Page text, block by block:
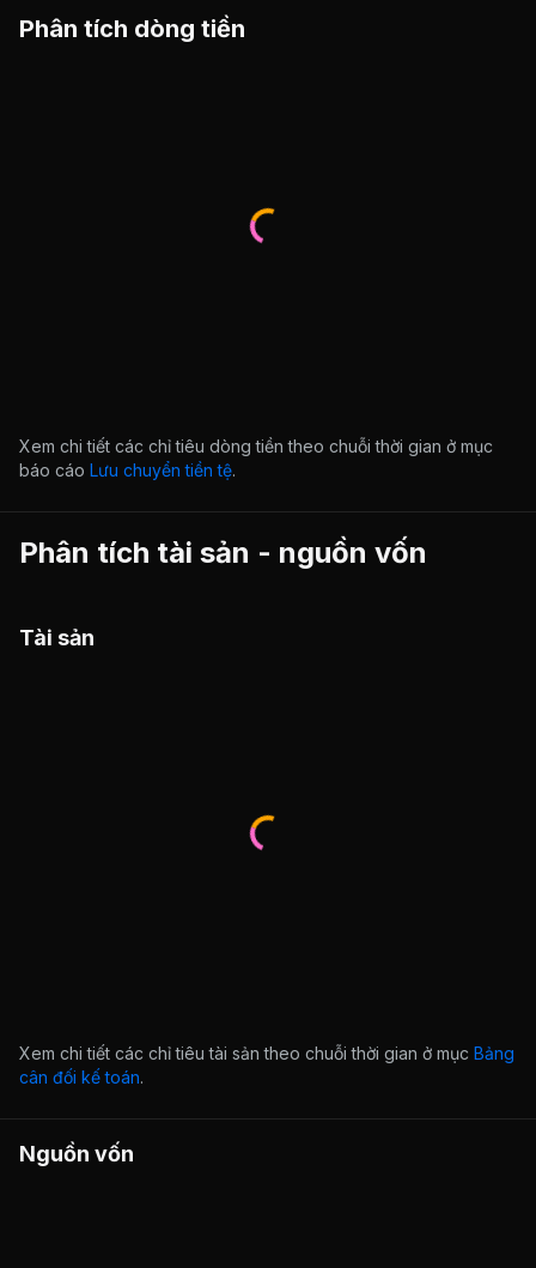
Phân tích dòng tiền
Xem chi tiết các chỉ tiêu dòng tiền theo chuỗi thời gian ở mục
báo cáo Lưu chuyển tiền tệ.
Phân tích tài sản - nguồn vốn
Tài sản
Xem chi tiết các chỉ tiêu tài sản theo chuỗi thời gian ở mục Bảng
cân đối kế toán.
Nguồn vốn